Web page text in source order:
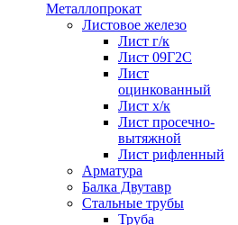
Металлопрокат
Листовое железо
Лист г/к
Лист 09Г2С
Лист
оцинкованный
Лист х/к
Лист просечно-
вытяжной
Лист рифленный
Арматура
Балка Двутавр
Стальные трубы
Труба